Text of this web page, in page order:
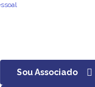
Sou Associado